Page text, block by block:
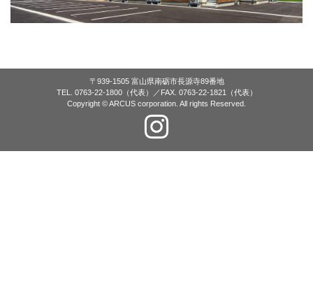
〒939-1505 富山県南砺市長源寺89番地
TEL. 0763-22-1800（代表）／FAX. 0763-22-1821（代表）
Copyright © ARCUS corporation. All rights Reserved.